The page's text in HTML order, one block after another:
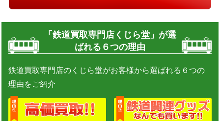
「鉄道買取専門店くじら堂」が選
ばれる６つの理由
鉄道買取専門店のくじら堂がお客様から選ばれる６つの
理由をご紹介